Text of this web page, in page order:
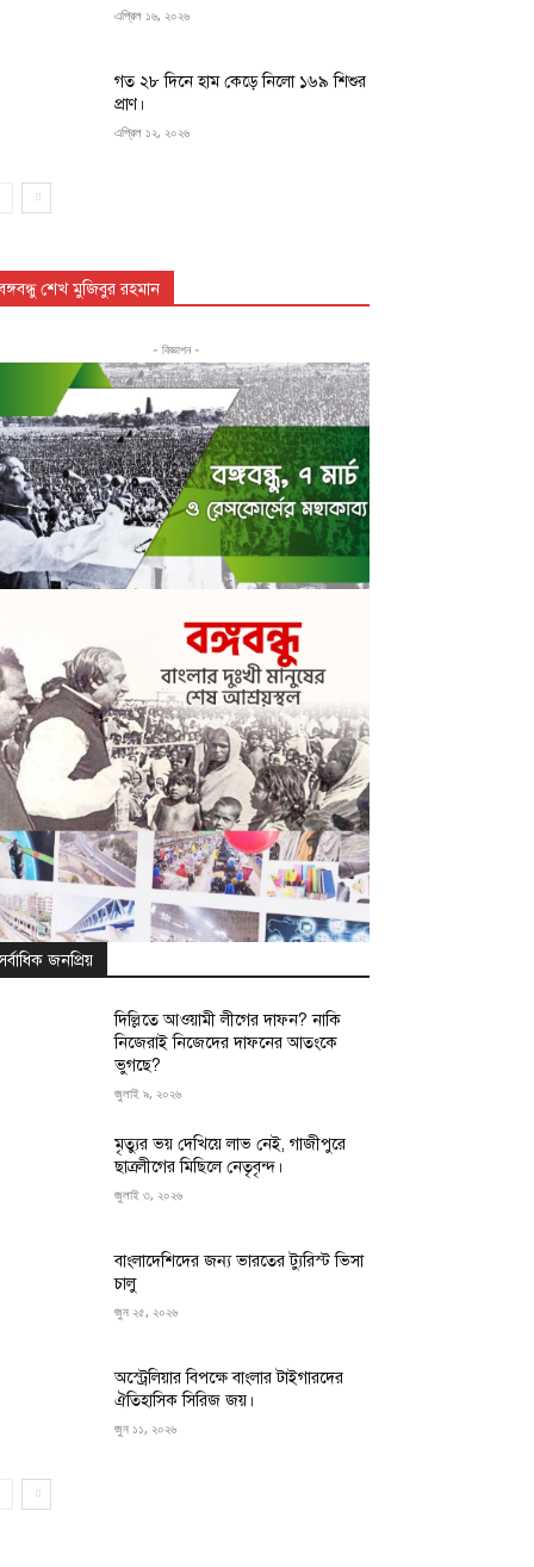
এপ্রিল ১৬, ২০২৬
গত ২৮ দিনে হাম কেড়ে নিলো ১৬৯ শিশুর
প্রাণ।
এপ্রিল ১২, ২০২৬
শেখ মুজিবুর রহমান
- বিজ্ঞাপন -
জনপ্রিয়
দিল্লিতে আওয়ামী লীগের দাফন? নাকি
নিজেরাই নিজেদের দাফনের আতংকে
ভুগছে?
জুলাই ৯, ২০২৬
মৃত্যুর ভয় দেখিয়ে লাভ নেই, গাজীপুরে
ছাত্রলীগের মিছিলে নেতৃবৃন্দ।
জুলাই ৩, ২০২৬
বাংলাদেশিদের জন্য ভারতের ট্যুরিস্ট ভিসা
চালু
জুন ২৫, ২০২৬
অস্ট্রেলিয়ার বিপক্ষে বাংলার টাইগারদের
ঐতিহাসিক সিরিজ জয়।
জুন ১১, ২০২৬